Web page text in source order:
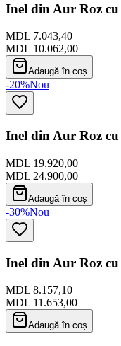
Inel din Aur Roz cu
MDL 7.043,40
MDL 10.062,00
Adaugă în coș
-20%Nou
Inel din Aur Roz
MDL 19.920,00
MDL 24.900,00
Adaugă în coș
-30%Nou
Inel din Aur Roz cu
MDL 8.157,10
MDL 11.653,00
Adaugă în coș